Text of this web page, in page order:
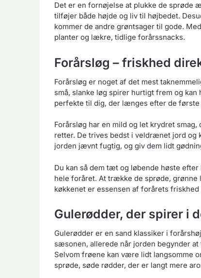
Det er en fornøjelse at plukke de sprøde
tilføjer både højde og liv til højbedet.
kommer de andre grøntsager til gode.
planter og lækre, tidlige forårssnacks.
Forårsløg – friskhed
Forårsløg er noget af det mest
små, slanke løg spirer hurtigt frem og
perfekte til dig, der længes efter de
Forårsløg har en mild og let krydret
retter. De trives bedst i veldrænet jord og
jorden jævnt fugtig, og giv dem lidt
Du kan så dem tæt og løbende høste
hele foråret. At trække de sprøde, grønne
køkkenet er essensen af forårets
Gulerødder, der spirer i
Gulerødder er en sand klassiker i
sæsonen, allerede når jorden begynder
Selvom frøene kan være lidt langsomme
sprøde, søde rødder, der er langt mere